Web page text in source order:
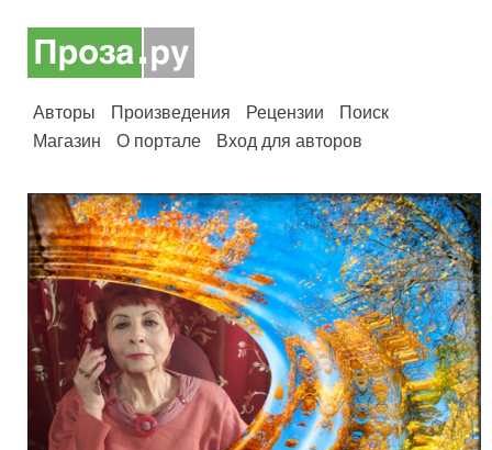
Авторы Произведения Рецензии
Поиск
Магазин
О портале Вход для авторов